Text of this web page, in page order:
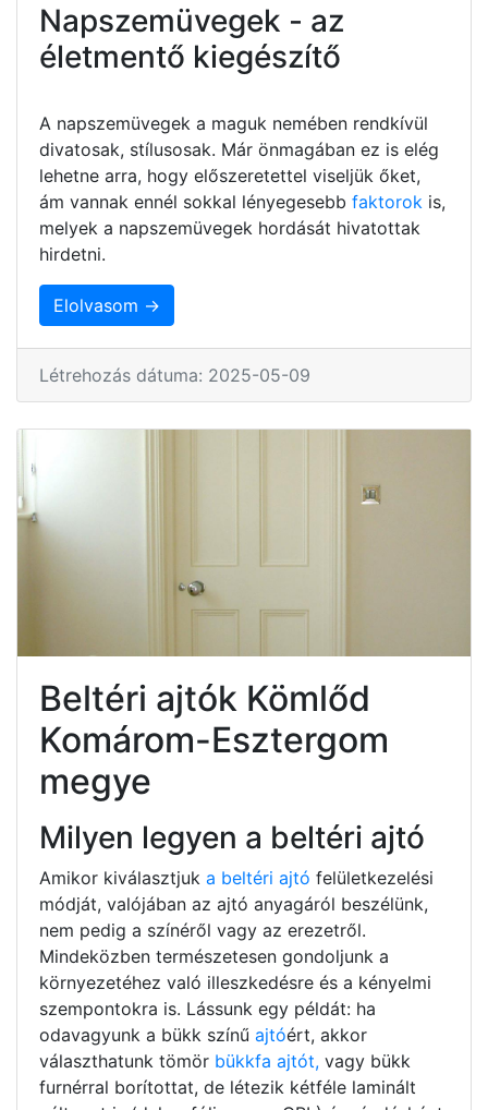
Napszemüvegek - az
életmentő kiegészítő
A napszemüvegek a maguk nemében rendkívül
divatosak, stílusosak. Már önmagában ez is elég
lehetne arra, hogy előszeretettel viseljük őket,
ám vannak ennél sokkal lényegesebb faktorok is,
melyek a napszemüvegek hordását hivatottak
hirdetni.
Elolvasom →
Létrehozás dátuma: 2025-05-09
Beltéri ajtók Kömlőd
Komárom-Esztergom
megye
Milyen legyen a beltéri ajtó
Amikor kiválasztjuk a beltéri ajtó felületkezelési
módját, valójában az ajtó anyagáról beszélünk,
nem pedig a színéről vagy az erezetről.
Mindeközben természetesen gondoljunk a
környezetéhez való illeszkedésre és a kényelmi
szempontokra is. Lássunk egy példát: ha
odavagyunk a bükk színű ajtóért, akkor
választhatunk tömör bükkfa ajtót, vagy bükk
furnérral borítottat, de létezik kétféle laminált